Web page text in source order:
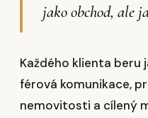
jako obchod, ale
Každého klienta beru
férová komunikace,
nemovitosti a cílený